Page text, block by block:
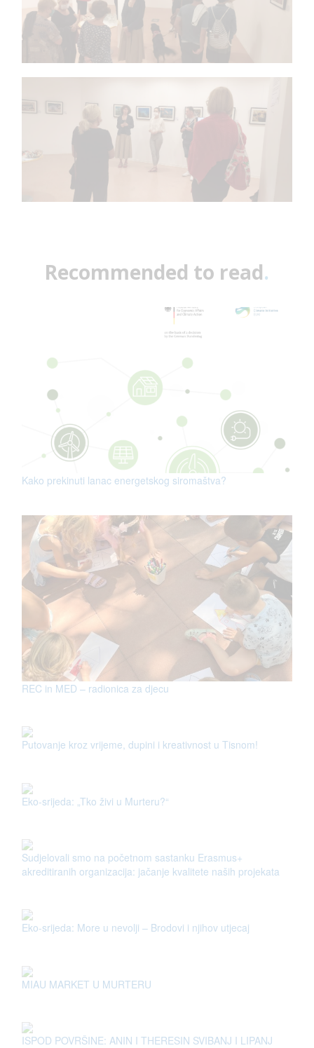
Recommended to read.
Kako prekinuti lanac energetskog siromaštva?
REC in MED – radionica za djecu
Putovanje kroz vrijeme, dupini i kreativnost u Tisnom!
Eko-srijeda: „Tko živi u Murteru?“
Sudjelovali smo na početnom sastanku Erasmus+
akreditiranih organizacija: jačanje kvalitete naših projekata
Eko-srijeda: More u nevolji – Brodovi i njihov utjecaj
MIAU MARKET U MURTERU
ISPOD POVRŠINE: ANIN I THERESIN SVIBANJ I LIPANJ